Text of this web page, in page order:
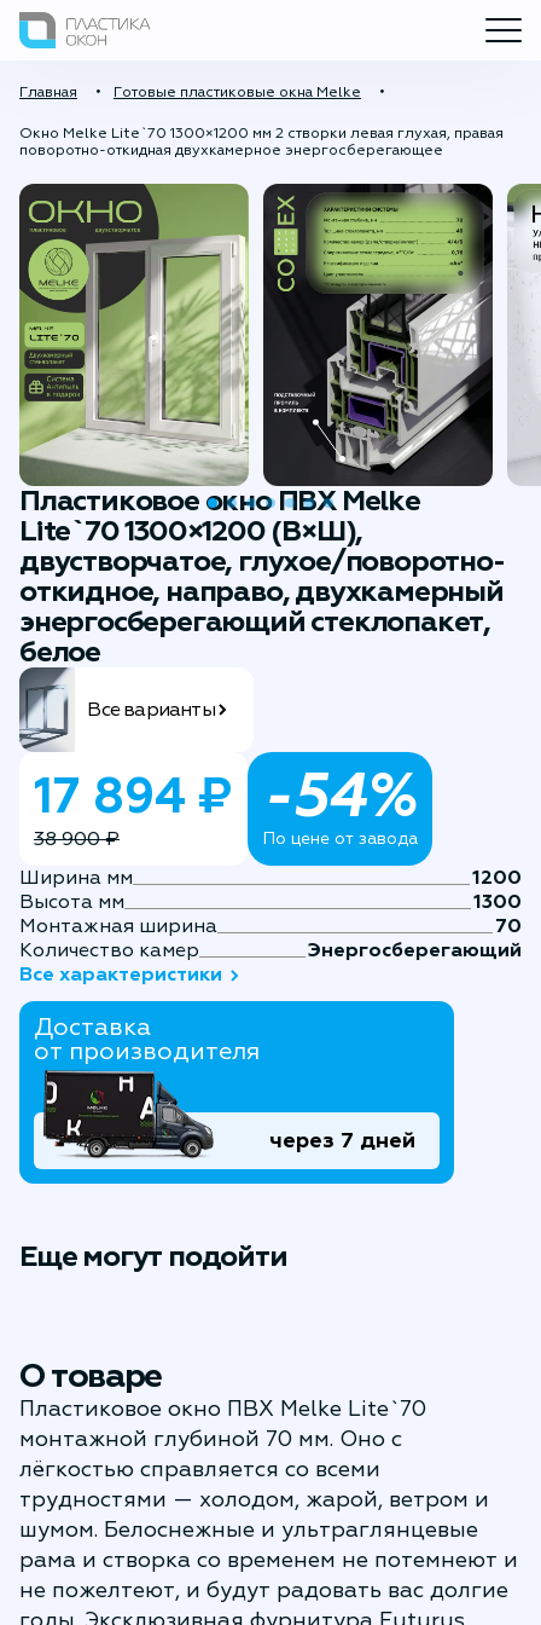
Главная Готовые пластиковые окна Melke
Окно Melke Lite`70 1300×1200 мм 2 створки левая глухая, правая
поворотно-откидная двухкамерное энергосберегающее
Пластиковое окно ПВХ Melke
Lite`70 1300×1200 (В×Ш),
двустворчатое, глухое/поворотно-
откидное, направо, двухкамерный
энергосберегающий стеклопакет,
белое
Все варианты
17 894 ₽
38 900 ₽
-54%
По цене от завода
Ширина мм
1200
Высота мм
1300
Монтажная ширина
70
Количество камер
Энергосберегающий
Все характеристики
Доставка
от производителя
через 7 дней
Еще могут подойти
О товаре
Пластиковое окно ПВХ Melke Lite`70
монтажной глубиной 70 мм. Оно с
лёгкостью справляется со всеми
трудностями — холодом, жарой, ветром и
шумом. Белоснежные и ультраглянцевые
рама и створка со временем не потемнеют и
не пожелтеют, и будут радовать вас долгие